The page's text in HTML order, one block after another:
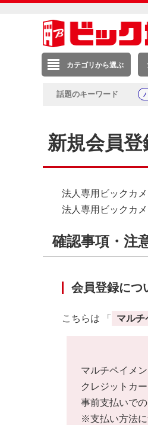
カテゴリから選ぶ
話題のキーワード
新規会員登
法人専用ビックカ
法人専用ビックカ
確認事項・注
会員登録につ
こちらは 「 マルチ
マルチペイメ
クレジットカ
事前支払いで
※支払い方法に